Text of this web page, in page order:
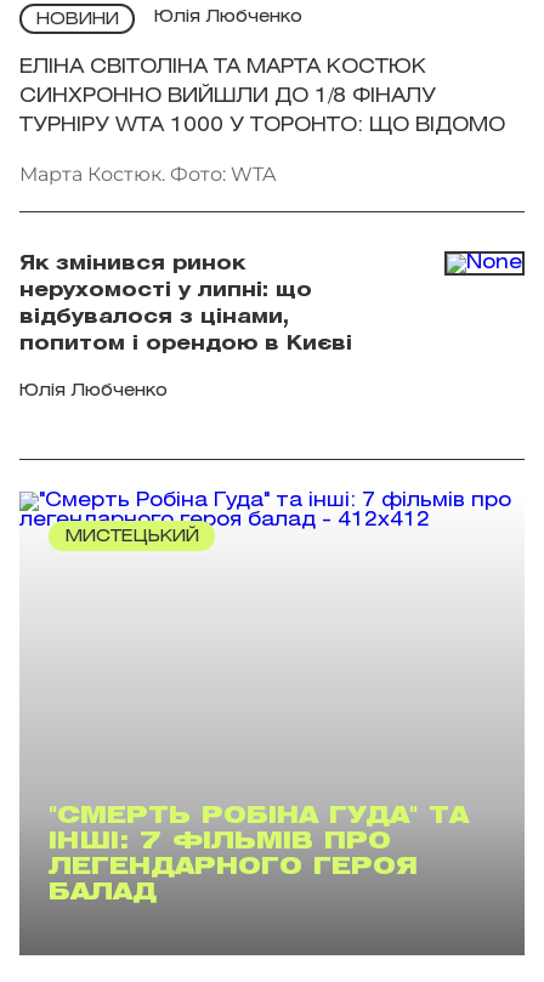
НОВИНИ Юлія Любченко
ЕЛІНА СВІТОЛІНА ТА МАРТА КОСТЮК
СИНХРОННО ВИЙШЛИ ДО 1/8 ФІНАЛУ
ТУРНІРУ WTA 1000 У ТОРОНТО: ЩО ВІДОМО
Марта Костюк. Фото: WTA
Як змінився ринок
нерухомості у липні: що
відбувалося з цінами,
попитом і орендою в Києві
Юлія Любченко
МИСТЕЦЬКИЙ
"СМЕРТЬ РОБІНА ГУДА" ТА
ІНШІ: 7 ФІЛЬМІВ ПРО
ЛЕГЕНДАРНОГО ГЕРОЯ
БАЛАД